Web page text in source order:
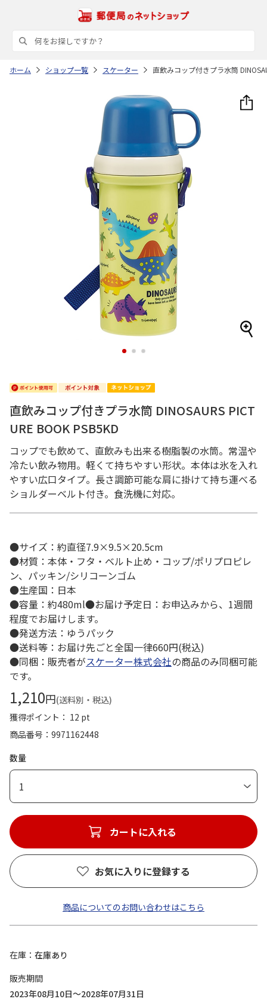
ホーム ショップ一覧 スケーター 直飲みコップ付きプラ水筒
1 2 3
直飲みコップ付きプラ水筒 DINOSAURS PICT
URE BOOK PSB5KD
コップでも飲めて、直飲みも出来る樹脂製の水筒。常温や
冷たい飲み物用。軽くて持ちやすい形状。本体は氷を入れ
やすい広口タイプ。長さ調節可能な肩に掛けて持ち運べる
ショルダーベルト付き。食洗機に対応。
●サイズ：約直径7.9×9.5×20.5cm
●材質：本体・フタ・ベルト止め・コップ/ポリプロピレ
ン、パッキン/シリコーンゴム
●生産国：日本
●容量：約480ml●お届け予定日：お申込みから、1週間
程度でお届けします。
●発送方法：ゆうパック
●送料等：お届け先ごと全国一律660円(税込)
●同梱：販売者がスケーター株式会社の商品のみ同梱可能
です。
1,210円(送料別・税込)
獲得ポイント： 12 pt
商品番号
9971162448
数量
1
カートに入れる
お気に入りに登録する
商品についてのお問い合わせはこちら
在庫
在庫あり
販売期間
2023年08月10日～2028年07月31日